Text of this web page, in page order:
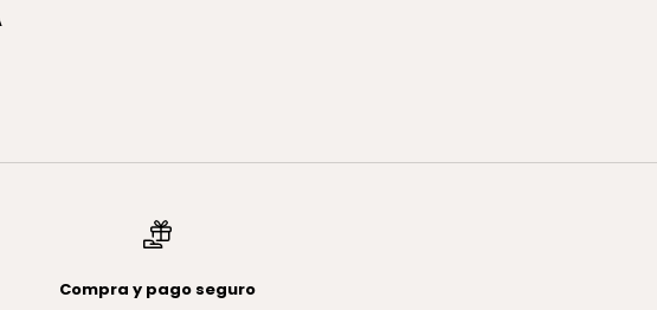
Compra y pago seguro